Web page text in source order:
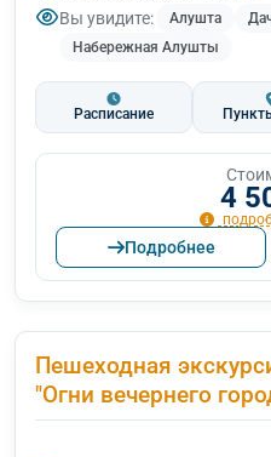
Вы увидите: Алушта
Набережная Алушты
Расписание
4
Подробнее
Пешеходная
"Огни вечернего